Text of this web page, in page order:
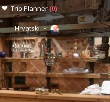
Trip Planner(0)
Hrvatski